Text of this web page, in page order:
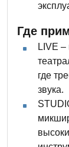
Где
LIVE –
где
звука.